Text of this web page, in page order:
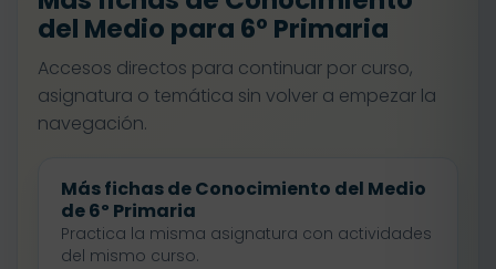
del Medio para 6º Primaria
Accesos directos para continuar por curso,
asignatura o temática sin volver a empezar la
navegación.
Más fichas de Conocimiento del Medio
de 6º Primaria
Practica la misma asignatura con actividades
del mismo curso.